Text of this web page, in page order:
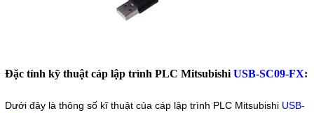
Đặc tính kỹ thuật cáp lập trình PLC Mitsubishi USB-SC09-FX:
Dưới đây là thông số kĩ thuật của cáp lập trình PLC Mitsubishi USB-